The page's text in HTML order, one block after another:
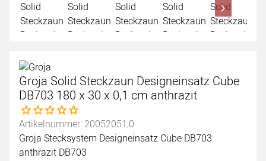
Groja Solid Steckzaun Designeinsatz Cube
DB703 180 x 30 x 0,1 cm anthrazit
Noch keine Bewertungen abgegeben
Artikelnummer: 20052051;0
Groja Stecksystem Designeinsatz Cube DB703
anthrazit DB703